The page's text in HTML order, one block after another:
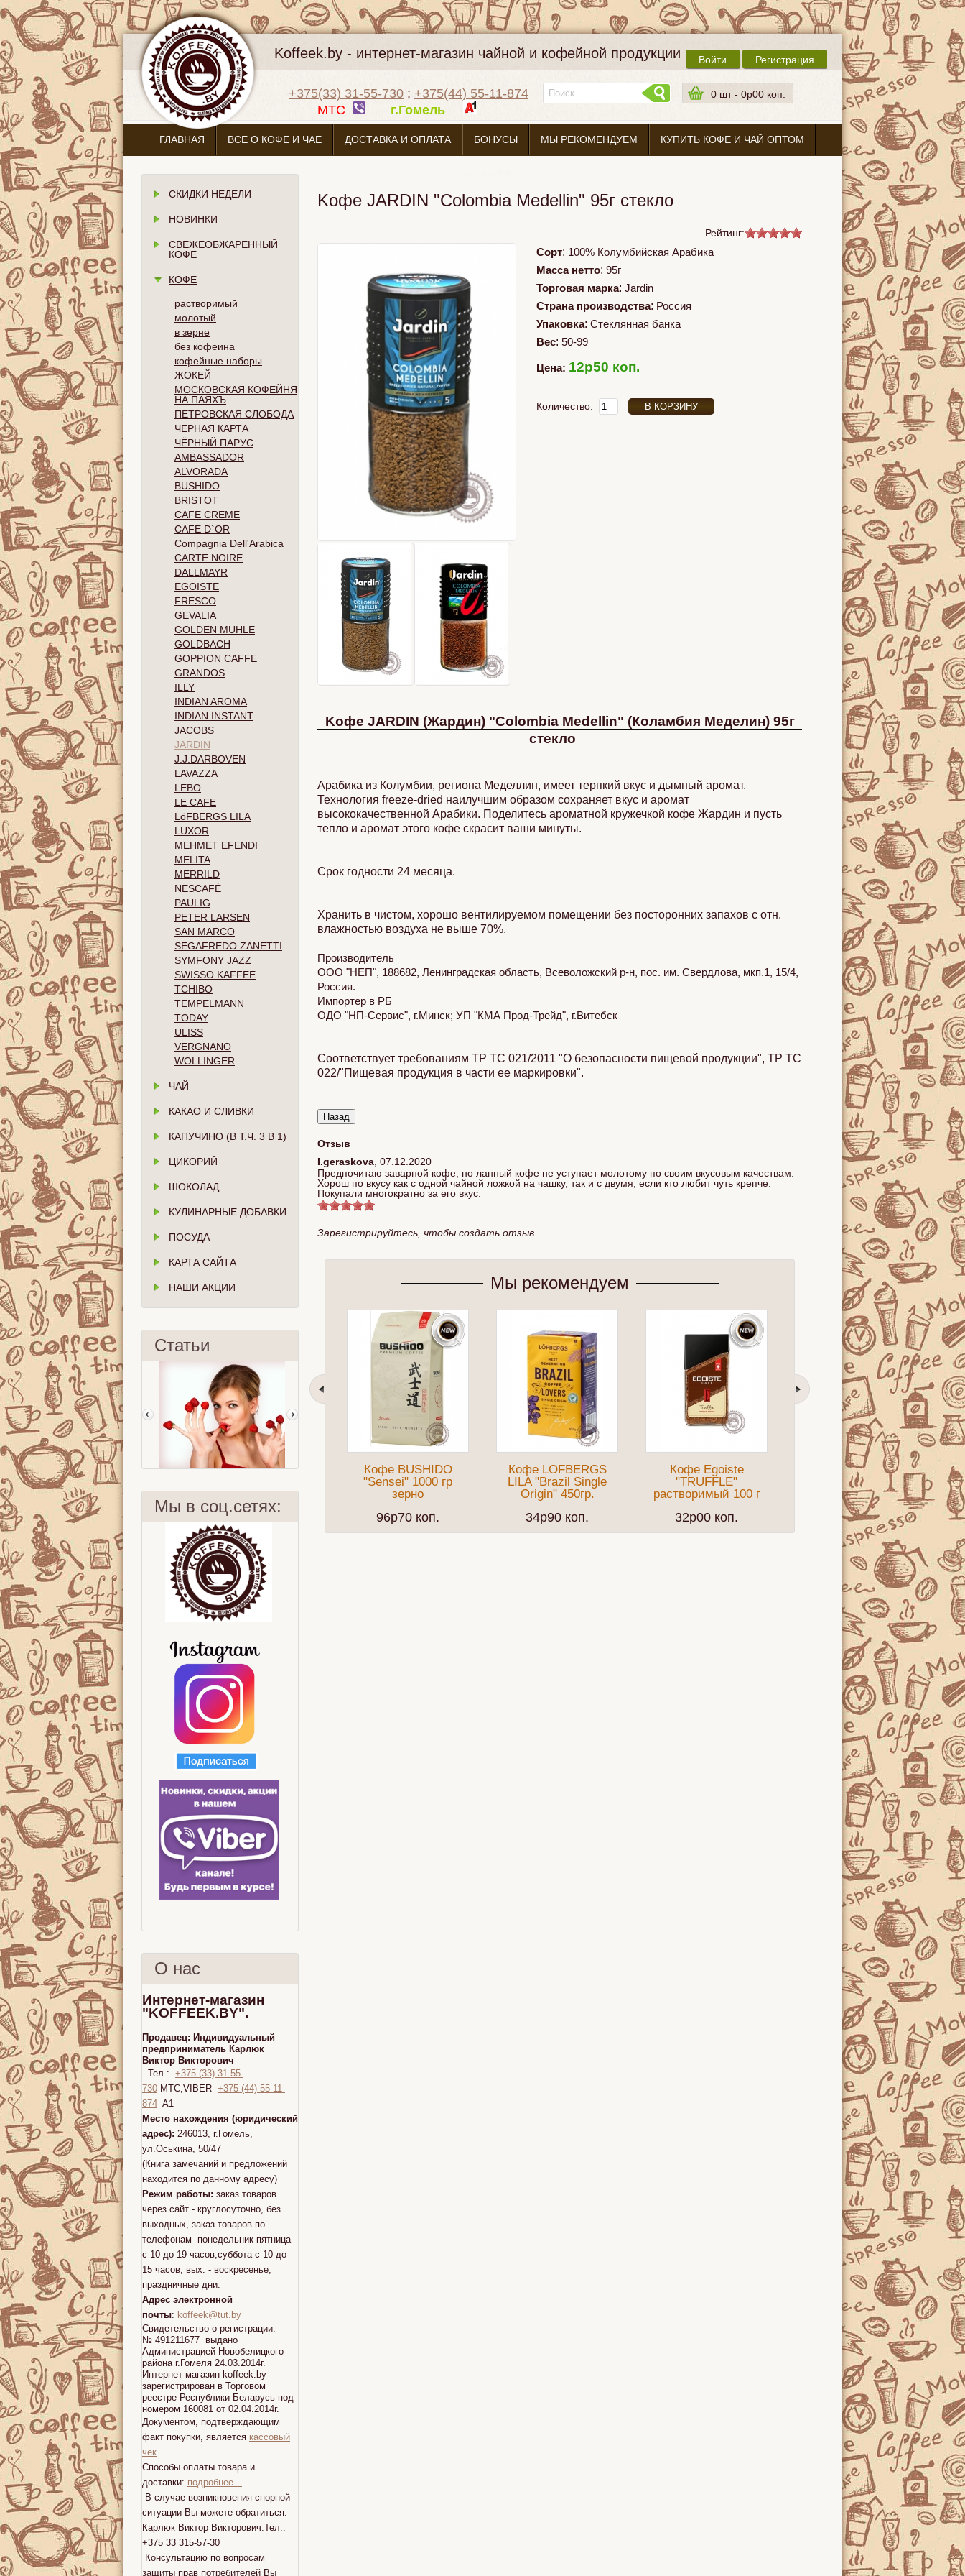
Koffeek.by - интернет-магазин чайной и кофейной продукции Войти Регистрация
+375(33) 31-55-730 ; +375(44) 55-11-874
МТС
г.Гомель
0 шт - 0p00 коп.
ГЛАВНАЯ ВСЕ О КОФЕ И ЧАЕ ДОСТАВКА И ОПЛАТА БОНУСЫ МЫ РЕКОМЕНДУЕМ КУПИТЬ КОФЕ И ЧАЙ ОПТОМ
СКИДКИ НЕДЕЛИ
НОВИНКИ
СВЕЖЕОБЖАРЕННЫЙ
КОФЕ
КОФЕ
растворимый
молотый
в зерне
без кофеина
кофейные наборы
ЖОКЕЙ
МОСКОВСКАЯ КОФЕЙНЯ
НА ПАЯХЪ
ПЕТРОВСКАЯ СЛОБОДА
ЧЕРНАЯ КАРТА
ЧЁРНЫЙ ПАРУС
AMBASSADOR
ALVORADA
BUSHIDO
BRISTOT
CAFE CREME
CAFE D`OR
Compagnia Dell'Arabica
CARTE NOIRE
DALLMAYR
EGOISTE
FRESCO
GEVALIA
GOLDEN MUHLE
GOLDBACH
GOPPION CAFFE
GRANDOS
ILLY
INDIAN AROMA
INDIAN INSTANT
JACOBS
JARDIN
J.J.DARBOVEN
LAVAZZA
LEBO
LE CAFE
LöFBERGS LILA
LUXOR
MEHMET EFENDI
MELITA
MERRILD
NESCAFÉ
PAULIG
PETER LARSEN
SAN MARCO
SEGAFREDO ZANETTI
SYMFONY JAZZ
SWISSO KAFFEE
TCHIBO
TEMPELMANN
TODAY
ULISS
VERGNANO
WOLLINGER
ЧАЙ
КАКАО И СЛИВКИ
КАПУЧИНО (В Т.Ч. 3 В 1)
ЦИКОРИЙ
ШОКОЛАД
КУЛИНАРНЫЕ ДОБАВКИ
ПОСУДА
КАРТА САЙТА
НАШИ АКЦИИ
Статьи
Клубника Бергамот
Мы в соц.сетях:
О нас
Интернет-магазин
"KOFFEEK.BY".
Продавец: Индивидуальный
предприниматель Карлюк
Виктор Викторович
Тел.: +375 (33) 31-55-
730 МТС,VIBER +375 (44) 55-11-
874 A1
Место нахождения (юридический
адрес): 246013, г.Гомель,
ул.Оськина, 50/47
(Книга замечаний и предложений
находится по данному адресу)
Режим работы: заказ товаров
через сайт - круглосуточно, без
выходных, заказ товаров по
телефонам -понедельник-пятница
с 10 до 19 часов,суббота с 10 до
15 часов, вых. - воскресенье,
праздничные дни.
Адрес электронной
почты: koffeek@tut.by
Свидетельство о регистрации:
№ 491211677 выдано
Администрацией Новобелицкого
района г.Гомеля 24.03.2014г.
Интернет-магазин koffeek.by
зарегистрирован в Торговом
реестре Республики Беларусь под
номером 160081 от 02.04.2014г.
Документом, подтверждающим
факт покупки, является кассовый
чек
Способы оплаты товара и
доставки: подробнее...
В случае возникновения спорной
ситуации Вы можете обратиться:
Карлюк Виктор Викторович.Тел.:
+375 33 315-57-30
Консультацию по вопросам
защиты прав потребителей Вы
Kофе JARDIN "Colombia Medellin" 95г стекло
Рейтинг:
Сорт: 100% Колумбийская Арабика
Масса нетто: 95г
Торговая марка: Jardin
Страна производства: Россия
Упаковка: Стеклянная банка
Вес: 50-99
Цена: 12p50 коп.
Количество:
Kофе JARDIN (Жардин) "Colombia Medellin" (Коламбия Меделин) 95г
стекло
Арабика из Колумбии, региона Меделлин, имеет терпкий вкус и дымный аромат.
Технология freeze-dried наилучшим образом сохраняет вкус и аромат
высококачественной Арабики. Поделитесь ароматной кружечкой кофе Жардин и пусть
тепло и аромат этого кофе скрасит ваши минуты.
Срок годности 24 месяца.
Хранить в чистом, хорошо вентилируемом помещении без посторонних запахов с отн.
влажностью воздуха не выше 70%.
Производитель
ООО "НЕП", 188682, Ленинградская область, Всеволожский р-н, пос. им. Свердлова, мкп.1, 15/4,
Россия.
Импортер в РБ
ОДО "НП-Сервис", г.Минск; УП "КМА Прод-Трейд", г.Витебск
Соответствует требованиям ТР ТС 021/2011 "О безопасности пищевой продукции", ТР ТС
022/"Пищевая продукция в части ее маркировки".
Отзыв
I.geraskova 07.12.2020
Предпочитаю заварной кофе, но ланный кофе не уступает молотому по своим вкусовым качествам.
Хорош по вкусу как с одной чайной ложкой на чашку, так и с двумя, если кто любит чуть крепче.
Покупали многократно за его вкус.
Зарегистрируйтесь, чтобы создать отзыв.
Мы рекомендуем
Кофе BUSHIDO
"Sensei" 1000 гр
зерно
96p70 коп.
Кофе LOFBERGS
LILA "Brazil Single
Origin" 450гр.
34p90 коп.
Кофе Egoiste
"TRUFFLE"
растворимый 100 г
32p00 коп.
Кофе BUSHIDO
"Sensei" молотый
227г
24p50 коп.